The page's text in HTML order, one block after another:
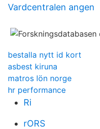
Vardcentralen angen
bestalla nytt id kort
asbest kiruna
matros lön norge
hr performance
Ri
rORS